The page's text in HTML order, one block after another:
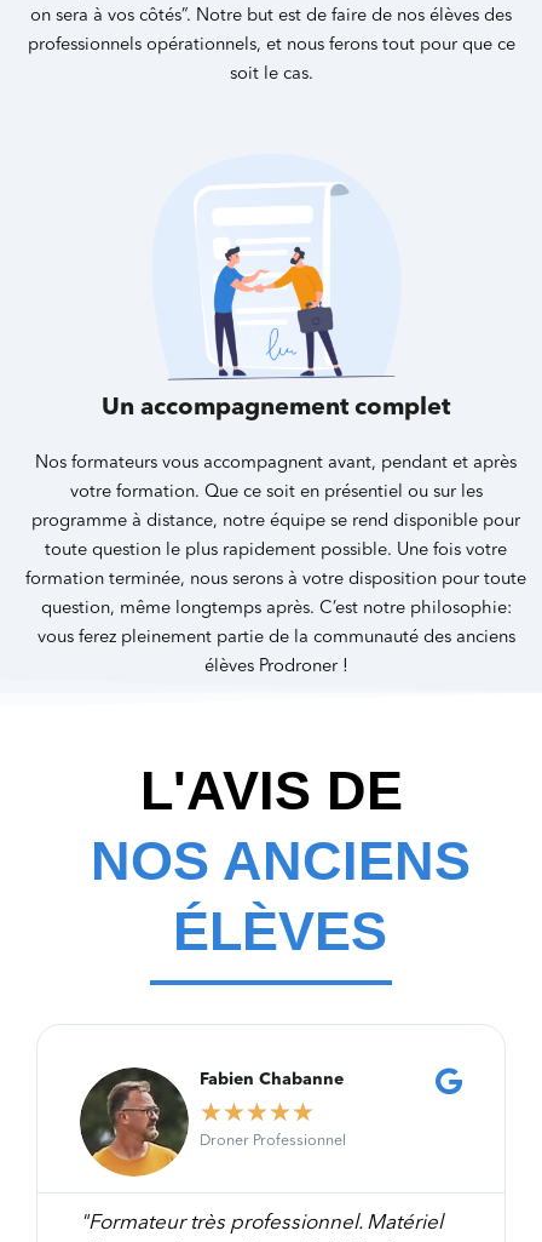
on sera à vos côtés”. Notre but est de faire de nos élèves des
professionnels opérationnels, et nous ferons tout pour que ce
soit le cas.
Un accompagnement complet
Nos formateurs vous accompagnent avant, pendant et après
votre formation. Que ce soit en présentiel ou sur les
programme à distance, notre équipe se rend disponible pour
toute question le plus rapidement possible. Une fois votre
formation terminée, nous serons à votre disposition pour toute
question, même longtemps après. C’est notre philosophie:
vous ferez pleinement partie de la communauté des anciens
élèves Prodroner !
L'AVIS DE
NOS ANCIENS
ÉLÈVES
Fabien Chabanne
★★★★★
Droner Professionnel
"Formateur très professionnel. Matériel